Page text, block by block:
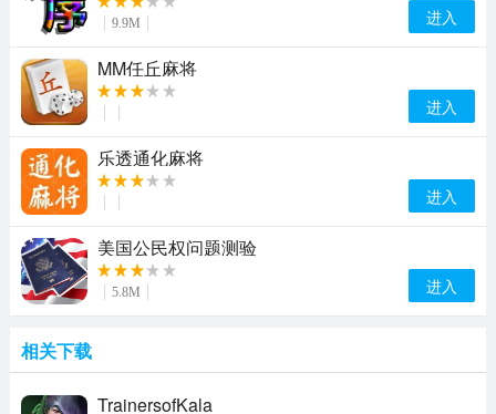
9.9M 进入
MM任丘麻将
进入
乐透通化麻将
进入
美国公民权问题测验
5.8M 进入
相关下载
TrainersofKala